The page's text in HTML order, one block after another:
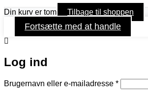
Din kurv er tom Tilbage til shoppen
Fortsætte med at handle
Log ind
Brugernavn eller e-mailadresse *Påkrævet